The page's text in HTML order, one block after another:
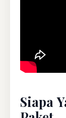
Siapa